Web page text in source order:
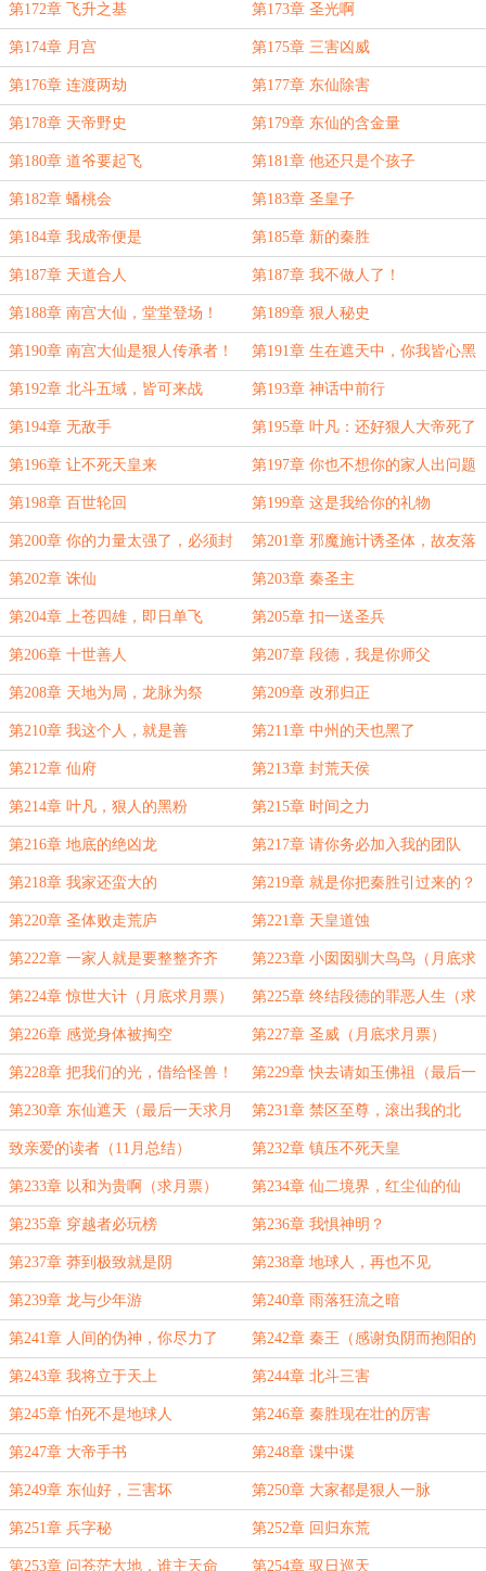
第172章 飞升之基 第173章 圣光啊
第174章 月宫 第175章 三害凶威
第176章 连渡两劫 第177章 东仙除害
第178章 天帝野史 第179章 东仙的含金量
第180章 道爷要起飞 第181章 他还只是个孩子
第182章 蟠桃会 第183章 圣皇子
第184章 我成帝便是 第185章 新的秦胜
第187章 天道合人 第187章 我不做人了！
第188章 南宫大仙，堂堂登场！ 第189章 狠人秘史
第190章 南宫大仙是狠人传承者！ 第191章 生在遮天中，你我皆心黑
第192章 北斗五域，皆可来战 第193章 神话中前行
第194章 无敌手 第195章 叶凡：还好狠人大帝死了
第196章 让不死天皇来 第197章 你也不想你的家人出问题
吧？
第198章 百世轮回 第199章 这是我给你的礼物
第200章 你的力量太强了，必须封
印
第201章 邪魔施计诱圣体，故友落
难叶心焦
第202章 诛仙 第203章 秦圣主
第204章 上苍四雄，即日单飞 第205章 扣一送圣兵
第206章 十世善人 第207章 段德，我是你师父
第208章 天地为局，龙脉为祭 第209章 改邪归正
第210章 我这个人，就是善 第211章 中州的天也黑了
第212章 仙府 第213章 封荒天侯
第214章 叶凡，狠人的黑粉 第215章 时间之力
第216章 地底的绝凶龙 第217章 请你务必加入我的团队
第218章 我家还蛮大的 第219章 就是你把秦胜引过来的？
第220章 圣体败走荒庐 第221章 天皇道蚀
第222章 一家人就是要整整齐齐 第223章 小囡囡驯大鸟鸟（月底求
月票）
第224章 惊世大计（月底求月票） 第225章 终结段德的罪恶人生（求
月票）
第226章 感觉身体被掏空 第227章 圣威（月底求月票）
第228章 把我们的光，借给怪兽！ 第229章 快去请如玉佛祖（最后一
天求月票）
第230章 东仙遮天（最后一天求月
票）
第231章 禁区至尊，滚出我的北
斗！（求月票）
致亲爱的读者（11月总结） 第232章 镇压不死天皇
第233章 以和为贵啊（求月票） 第234章 仙二境界，红尘仙的仙
第235章 穿越者必玩榜 第236章 我惧神明？
第237章 莽到极致就是阴 第238章 地球人，再也不见
第239章 龙与少年游 第240章 雨落狂流之暗
第241章 人间的伪神，你尽力了 第242章 秦王（感谢负阴而抱阳的
盟主）
第243章 我将立于天上 第244章 北斗三害
第245章 怕死不是地球人 第246章 秦胜现在壮的厉害
第247章 大帝手书 第248章 谍中谍
第249章 东仙好，三害坏 第250章 大家都是狠人一脉
第251章 兵字秘 第252章 回归东荒
第253章 问苍茫大地，谁主天命 第254章 驭日巡天